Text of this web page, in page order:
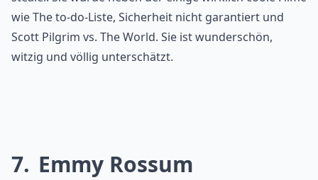
wie The to-do-Liste, Sicherheit nicht garantiert und
Scott Pilgrim vs. The World. Sie ist wunderschön,
witzig und völlig unterschätzt.
7 Emmy Rossum